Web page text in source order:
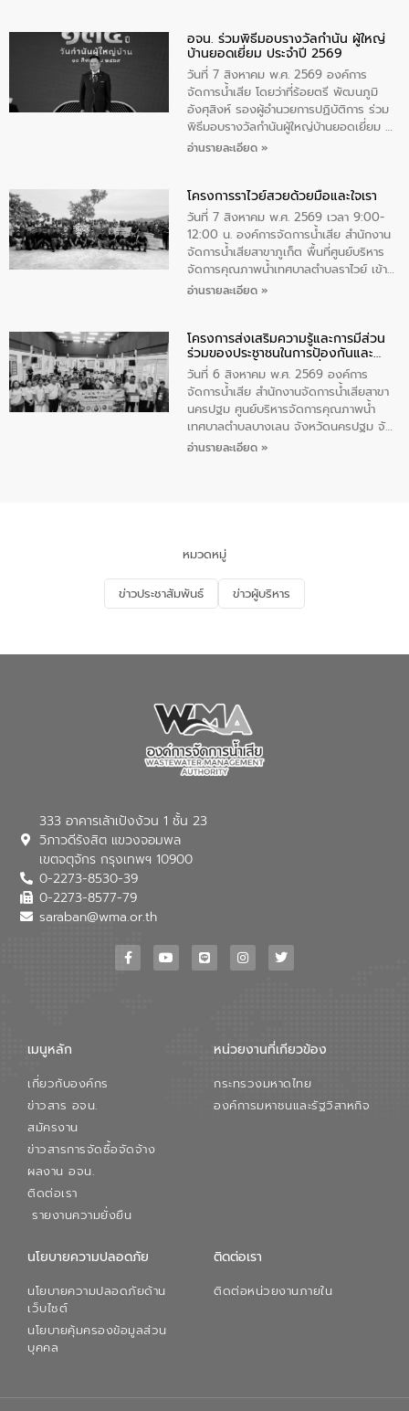
ทิพย์คำ รองผู้ว่าราชการจังหวัดมุกดาหาร
เป็นประธานในพิธี ณ เรือนจําชั่วคราวนาโสก
ตําบลนาโสก อําเภอเมืองมุกดาหาร จังหวัด
มุกดาหาร โดยในกิจกรรมได้ร่วมปลูกป่า และ
ทําความสะอาดภายในบริเวณ จัดกิจกรรม
เพื่อถวายเป็นพระราชกุศล สมเด็จพระนาง
เจ้าสิริกิติ์พระบรมราชินีนาถ พระบรมราช
อจน. ร่วมพิธีมอบรางวัลกำนัน ผู้ใหญ่
บ้านยอดเยี่ยม ประจำปี 2569
วันที่ 7 สิงหาคม พ.ศ. 2569 องค์การ
จัดการน้ำเสีย โดยว่าที่ร้อยตรี พัฒนภูมิ
อังศุสิงห์ รองผู้อำนวยการปฏิบัติการ ร่วม
พิธีมอบรางวัลกำนันผู้ใหญ่บ้านยอดเยี่ยม ณ
ทำเนียบรัฐบาล โดยมีนายอนุทิน ชาญวีรกูล
ทองคำและประกาศเกียรติคุณให้แก่ กำนัน
ผู้ใหญ่บ้านยอดเยี่ยม พร้อมกล่าวชื่นชม ให้
โอวาท และมอบนโยบาย
อ่านรายละเอียด »
โครงการราไวย์สวยด้วยมือและใจเรา
วันที่ 7 สิงหาคม พ.ศ. 2569 เวลา 9:00-
12:00 น. องค์การจัดการน้ำเสีย สำนักงาน
จัดการน้ำเสียสาขาภูเก็ต พื้นที่ศูนย์บริหาร
จัดการคุณภาพน้ำเทศบาลตำบลราไวย์ เข้า
ร่วมโครงการราไวย์สวยด้วยมือและใจเรา
ประชาชน ตัวแทนจากโรงแรมต่างๆ ในเขต
เทศบาลตำบลราไวย์ ศูนย์บริหารจัดการ
คุณภาพน้ำเทศบาลตำบลราไวย์ นำโดยนาย
น้อย แก้วเศษ ผู้จัดการสำนักงานจัดการน้ำ
เสียสาขาภูเก็ต พร้อมด้วยเจ้าหน้าที่ จำนวน
5 คน ร่วมทำกิจกรรม ทำความสะอาด
ชายหาดและแหล่งท่องเที่ยว ณ บริเวณ
อ่านรายละเอียด »
โครงการส่งเสริมความรู้และการมีส่วน
ร่วมของประชาชนในการป้องกันและ
แก้ไขปัญหาน้ำเสียอย่างยั่งยืน
วันที่ 6 สิงหาคม พ.ศ. 2569 องค์การ
จัดการน้ำเสีย สำนักงานจัดการน้ำเสียสาขา
นครปฐม ศูนย์บริหารจัดการคุณภาพน้ำ
เทศบาลตำบลบางเลน จังหวัดนครปฐม จัด
กิจกรรมภายใต้โครงการส่งเสริมความรู้และ
จัดการน้ำเสียและสร้างจิตสำนึกในการ
อนุรักษ์สิ่งแวดล้อม ในหัวข้อ “น้ำเสียชุมชน
และการบำบัดน้ำเสียเบื้องต้น” โดยให้ความรู้
เกี่ยวกับสาเหตุและผลกระทบของน้ำเสีย
ณ เทศบาลตำบลบางเลน จังหวัดนครปฐม
อ่านรายละเอียด »
หมวดหมู่
ข่าวประชาสัมพันธ์ ข่าวผู้บริหาร
333 อาคารเล้าเป้งง้วน 1 ชั้น 23
วิภาวดีรังสิต แขวงจอมพล
เขตจตุจักร กรุงเทพฯ 10900
0-2273-8530-39
0-2273-8577-79
saraban@wma.or.th
เมนูหลัก
เกี่ยวกับองค์กร
ข่าวสาร อจน.
สมัครงาน
ข่าวสารการจัดซื้อจัดจ้าง
ผลงาน อจน.
ติดต่อเรา
รายงานความยั่งยืน
หน่วยงานที่เกียวข้อง
กระทรวงมหาดไทย
องค์การมหาชนและรัฐวิสาหกิจ
นโยบายความปลอดภัย
นโยบายความปลอดภัยด้าน
เว็บไซต์
นโยบายคุ้มครองข้อมูลส่วน
บุคคล
ติดต่อเรา
ติดต่อหน่วยงานภายใน